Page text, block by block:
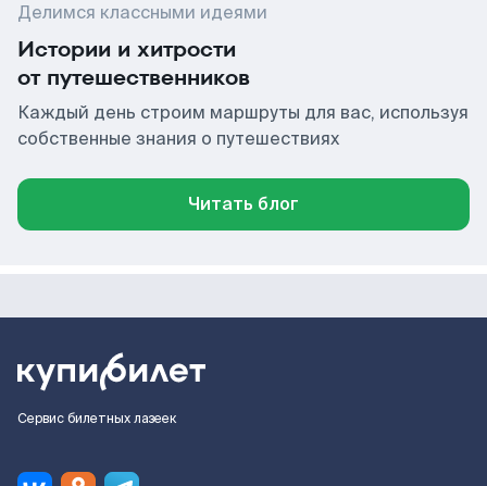
Делимся классными идеями
Истории и хитрости
от путешественников
Каждый день строим маршруты для вас, используя
собственные знания о путешествиях
Читать блог
Сервис билетных лазеек